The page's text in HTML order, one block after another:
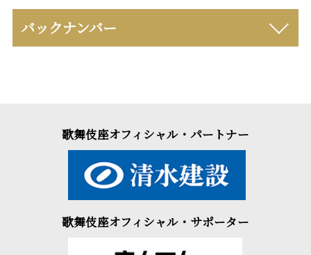
バックナンバー
歌舞伎座オフィシャル・パートナー
歌舞伎座オフィシャル・サポーター